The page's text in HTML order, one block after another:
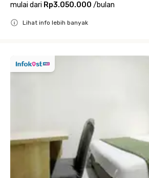
mulai dari Rp3.050.000 /bulan
Lihat info lebih banyak